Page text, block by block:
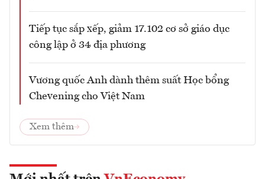
Tiếp tục sắp xếp, giảm 17.102 cơ sở giáo dục
công lập ở 34 địa phương
Vương quốc Anh dành thêm suất Học bổng
Chevening cho Việt Nam
Xem thêm